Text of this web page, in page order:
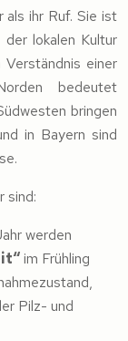
ihr Ruf. Sie ist
lokalen Kultur
einer
bedeutet
bringen
in Bayern sind
sind:
werden
im Frühling
Pilz- und